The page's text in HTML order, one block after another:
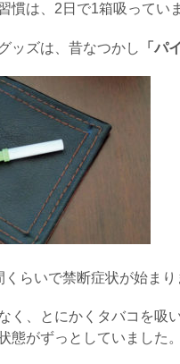
慣は、2日で1箱吸ってい
ッズは、昔なつかし 「パ
くらいで禁断症状が始ま
く、とにかくタバコを吸
態がずっとしていました。